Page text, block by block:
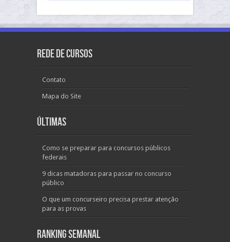
Rede de Cursos
Contato
Mapa do Site
Últimas
Como se preparar para concursos públicos
federais
9 dicas matadoras para passar no concurso
público
O que um concurseiro precisa prestar atenção
para as provas
Ranking Semanal